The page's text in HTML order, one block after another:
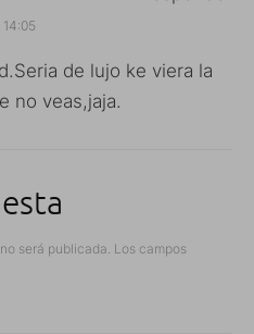
de lujo ke viera la
no veas,jaja.
será publicada. Los campos